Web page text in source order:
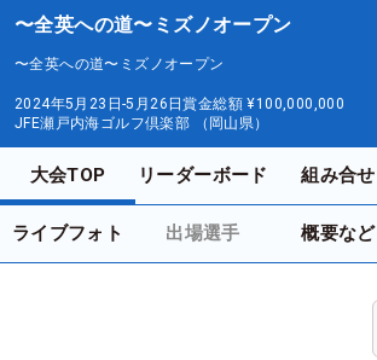
〜全英への道〜ミズノオープン
〜全英への道〜ミズノオープン
2024年5月23日-5月26日賞金総額 ¥100,000,000
JFE瀬戸内海ゴルフ倶楽部 （岡山県）
大会TOP リーダーボード 組み合せ
ライブフォト 出場選手 概要など